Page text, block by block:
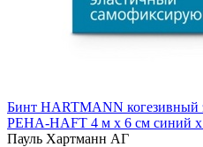
Бинт HARTMANN
PEHA-HAFT 4 м х 6 см синий
Пауль Хартманн АГ